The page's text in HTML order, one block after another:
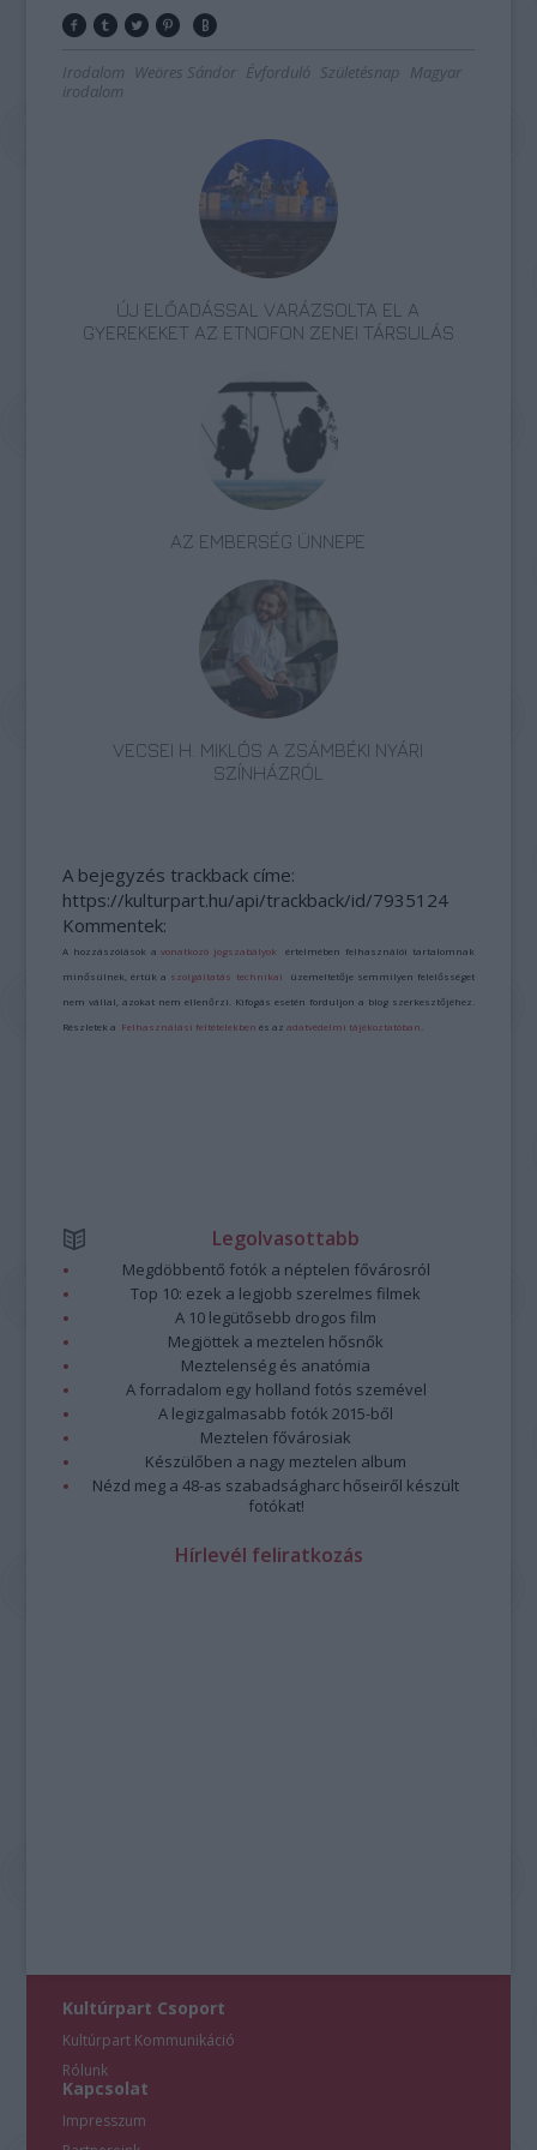
Irodalom Weöres Sándor Évforduló Születésnap Magyar
irodalom
ÚJ ELŐADÁSSAL VARÁZSOLTA EL A
GYEREKEKET AZ ETNOFON ZENEI TÁRSULÁS
AZ EMBERSÉG ÜNNEPE
VECSEI H. MIKLÓS A ZSÁMBÉKI NYÁRI
SZÍNHÁZRÓL
A bejegyzés trackback címe:
https://kulturpart.hu/api/trackback/id/7935124
Kommentek:
A hozzászólások avonatkozó jogszabályok értelmében felhasználói tartalomnak
minősülnek, értük a szolgáltatás technikai üzemeltetője semmilyen felelősséget
nem vállal, azokat nem ellenőrzi. Kifogás esetén forduljon a blog szerkesztőjéhez.
Részletek a Felhasználási feltételekben és azadatvédelmi tájékoztatóban
Legolvasottabb
Megdöbbentő fotók a néptelen fővárosról
Top 10: ezek a legjobb szerelmes filmek
A 10 legütősebb drogos film
Megjöttek a meztelen hősnők
Meztelenség és anatómia
A forradalom egy holland fotós szemével
A legizgalmasabb fotók 2015-ből
Meztelen fővárosiak
Készülőben a nagy meztelen album
Nézd meg a 48-as szabadságharc hőseiről készült
fotókat!
Hírlevél feliratkozás
Kultúrpart Csoport
Kultúrpart Kommunikáció
Rólunk
Kapcsolat
Impresszum